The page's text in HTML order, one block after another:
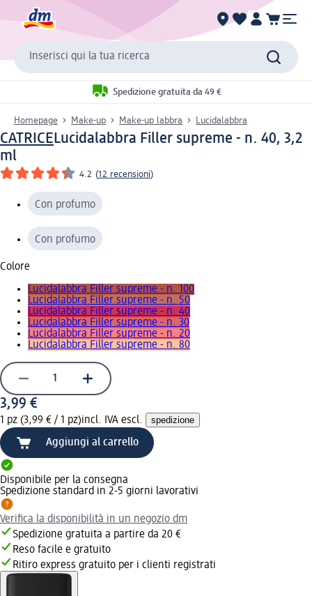
Inserisci qui la tua ricerca
Spedizione gratuita da 49 €
Homepage Make-up Make-up labbra Lucidalabbra
CATRICELucidalabbra Filler supreme - n. 40, 3,2
ml
4.2 (12 recensioni)
Con profumo
Con profumo
Colore
Lucidalabbra Filler supreme - n. 100
Lucidalabbra Filler supreme - n. 50
Lucidalabbra Filler supreme - n. 40
Lucidalabbra Filler supreme - n. 30
Lucidalabbra Filler supreme - n. 20
Lucidalabbra Filler supreme - n. 80
3,99 €
1 pz (3,99 € / 1 pz)incl. IVA escl. spedizione
Aggiungi al carrello
Disponibile per la consegna
Spedizione standard in 2-5 giorni lavorativi
Verifica la disponibilità in un negozio dm
Spedizione gratuita a partire da 20 €
Reso facile e gratuito
Ritiro express gratuito per i clienti registrati